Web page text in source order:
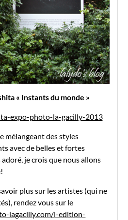
« Instants du monde »
mélangeant des styles
avec de belles et fortes
je crois que nous allons
plus sur les artistes (qui ne
rendez vous sur le
lagacilly.com/l-edition-